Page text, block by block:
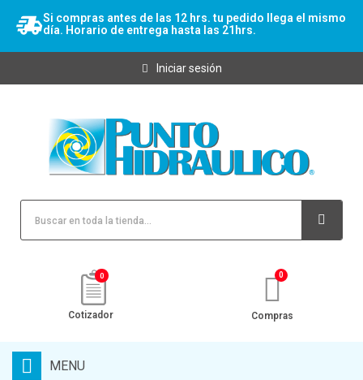
Si compras antes de las 12 hrs. tu pedido llega el mismo
día. Horario de entrega hasta las 21hrs.
Iniciar sesión
0
Cotizador Compras
MENU